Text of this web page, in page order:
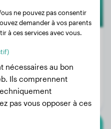
27 kg
3 ans, 10 mois
ne pouvez pas consentir
demander à vos parents
à ces services avec vous.
nécessaires au bon
Ils comprennent
pas vous opposer à ces